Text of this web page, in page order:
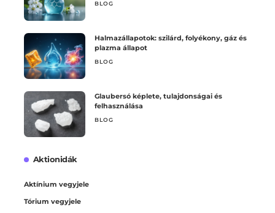
BLOG
Halmazállapotok: szilárd, folyékony, gáz és
plazma állapot
BLOG
Glaubersó képlete, tulajdonságai és
felhasználása
BLOG
Aktionidák
Aktínium vegyjele
Tórium vegyjele